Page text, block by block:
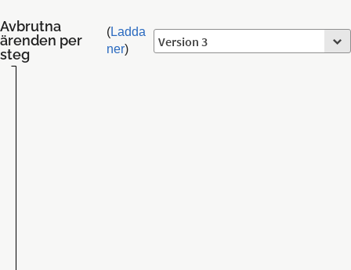
Avbrutna
ärenden per
steg
(Ladda
ner)